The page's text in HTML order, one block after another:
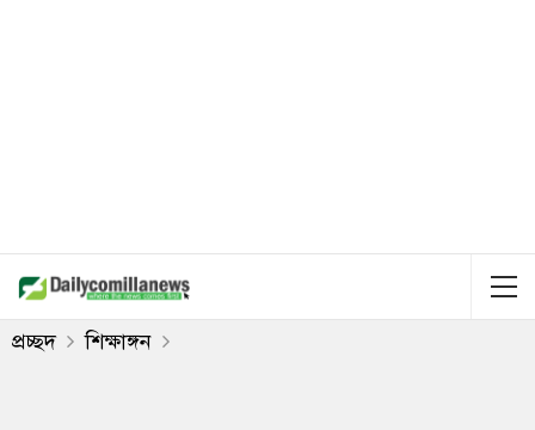
প্রচ্ছদ শিক্ষাঙ্গন